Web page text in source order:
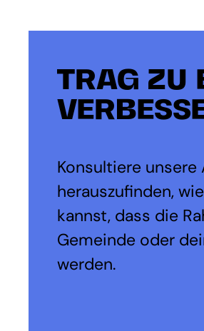
TRAG ZU
Konsultiere
herauszufinden,
kannst, dass die
Gemeinde oder
werden.